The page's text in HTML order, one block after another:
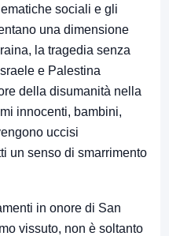
sociali e gli
una dimensione
la tragedia senza
e Palestina
della disumanità nella
innocenti, bambini,
uccisi
un senso di smarrimento
in onore di San
vissuto, non è soltanto